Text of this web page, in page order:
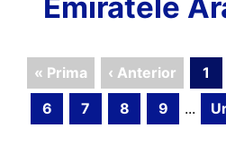
Emiratele
« Prima ‹ Anterior 1
6
7 8 9 ...